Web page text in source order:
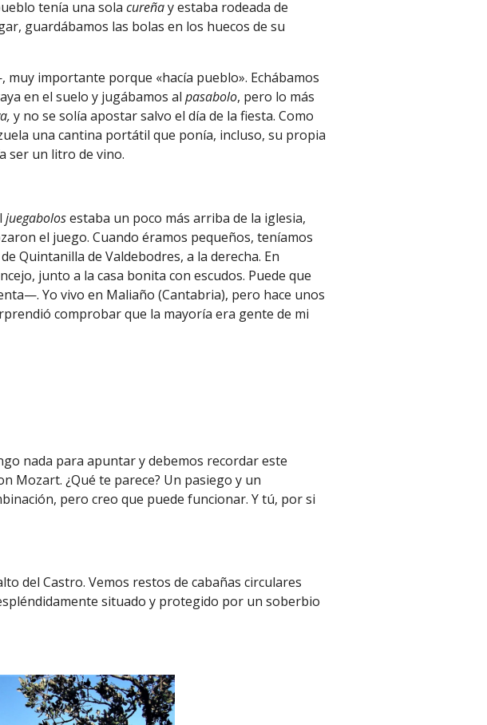
tenía una solacureñay estaba rodeada de
guardábamos las bolas en los huecos de su
importante porque «hacía pueblo». Echábamos
en el suelo y jugábamos alpasabolo, pero lo más
y no se solía apostar salvo el día de la fiesta. Como
una cantina portátil que ponía, incluso, su propia
ser un litro de vino.
juegabolosestaba un poco más arriba de la iglesia,
el juego. Cuando éramos pequeños, teníamos
Quintanilla de Valdebodres, a la derecha. En
junto a la casa bonita con escudos. Puede que
Yo vivo en Maliaño (Cantabria), pero hace unos
comprobar que la mayoría era gente de mi
nada para apuntar y debemos recordar este
Mozart. ¿Qué te parece? Un pasiego y un
pero creo que puede funcionar. Y tú, por si
del Castro. Vemos restos de cabañas circulares
situado y protegido por un soberbio